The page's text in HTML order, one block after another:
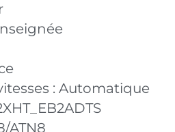
: Automatique
ATN8